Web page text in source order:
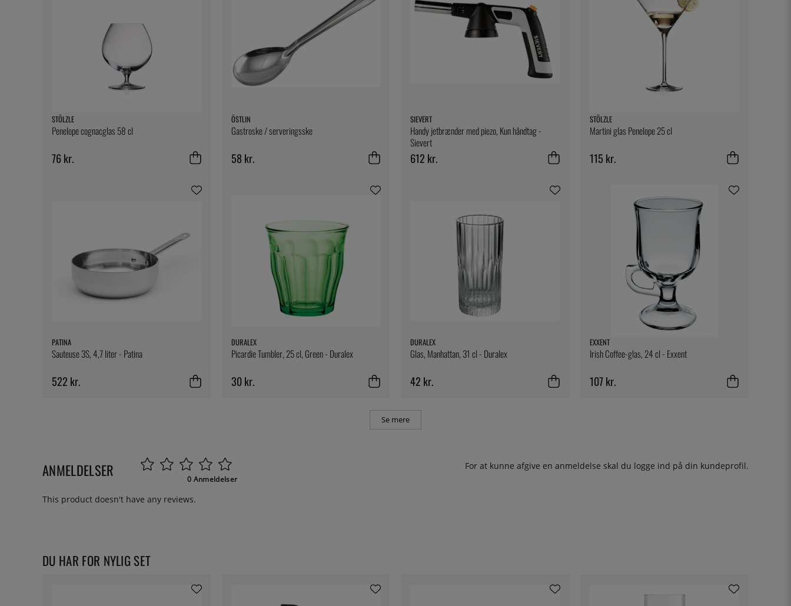
STÖLZLE
Penelope cognacglas 58 cl
76 kr.
ÖSTLIN
Gastroske / serveringsske
58 kr.
SIEVERT
Handy jetbrænder med piezo, Kun håndtag -
Sievert
612 kr.
STÖLZLE
Martini glas Penelope 25 cl
115 kr.
PATINA
Sauteuse 3S, 4,7 liter - Patina
522 kr.
DURALEX
Picardie Tumbler, 25 cl, Green - Duralex
30 kr.
DURALEX
Glas, Manhattan, 31 cl - Duralex
42 kr.
EXXENT
Irish Coffee-glas, 24 cl - Exxent
107 kr.
Se mere
ANMELDELSER 0 Anmeldelser
For at kunne afgive en anmeldelse skal du logge ind på din kundeprofil.
This product doesn't have any reviews.
DU HAR FOR NYLIG SET